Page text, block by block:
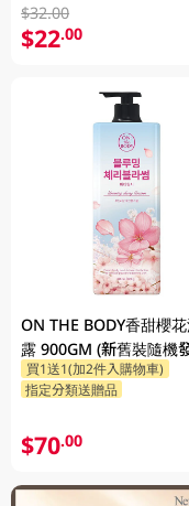
$32.00
$22.00
ON THE BODY香甜櫻
露 900GM (新舊裝隨機
買1送1(加2件入購物車)
指定分類送贈品
$70.00